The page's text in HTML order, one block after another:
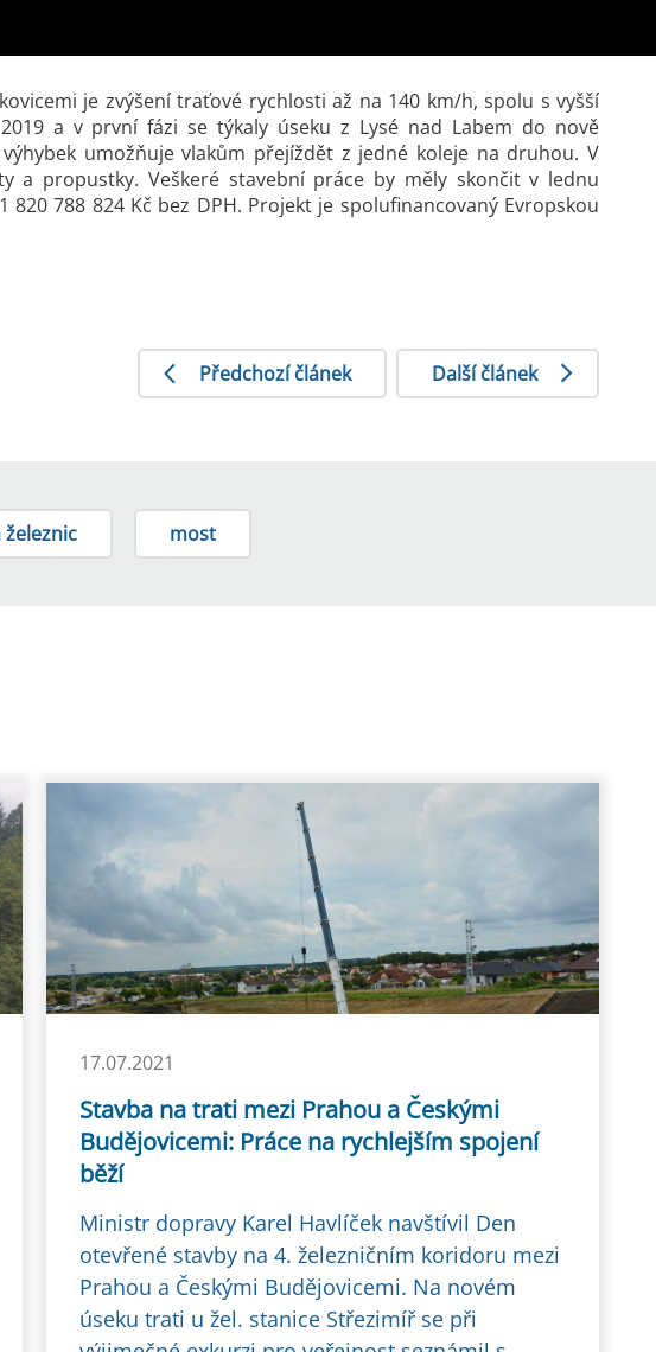
je zvýšení traťové rychlosti až na 140 km/h, spolu s vyšší
a v první fázi se týkaly úseku z Lysé nad Labem do nově
umožňuje vlakům přejíždět z jedné koleje na druhou. V
a propustky. Veškeré stavební práce by měly skončit v lednu
788 824 Kč bez DPH. Projekt je spolufinancovaný Evropskou
Předchozí článek Další článek
železnic most
17.07.2021
Stavba na trati mezi Prahou a Českými
Budějovicemi: Práce na rychlejším spojení
běží
Ministr dopravy Karel Havlíček navštívil Den
otevřené stavby na 4. železničním koridoru mezi
Prahou a Českými Budějovicemi. Na novém
úseku trati u žel. stanice Střezimíř se při